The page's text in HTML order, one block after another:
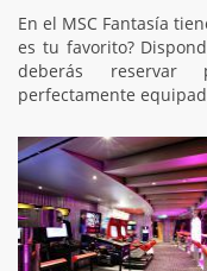
En el MSC Fantasía
es tu favorito?
deberás reservar
perfectamente